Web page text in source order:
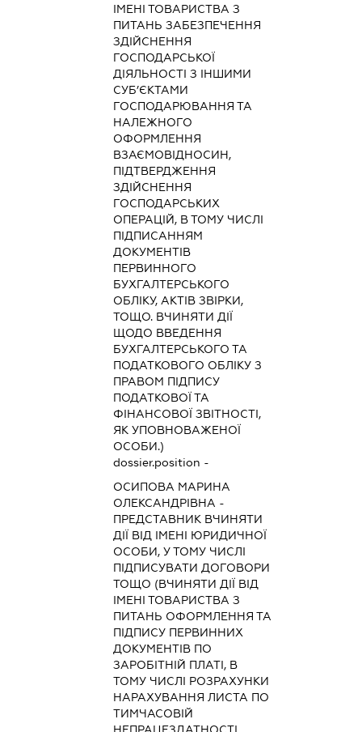
ІМЕНІ ТОВАРИСТВА З
ПИТАНЬ ЗАБЕЗПЕЧЕННЯ
ЗДІЙСНЕННЯ
ГОСПОДАРСЬКОЇ
ДІЯЛЬНОСТІ З ІНШИМИ
СУБ’ЄКТАМИ
ГОСПОДАРЮВАННЯ ТА
НАЛЕЖНОГО
ОФОРМЛЕННЯ
ВЗАЄМОВІДНОСИН,
ПІДТВЕРДЖЕННЯ
ЗДІЙСНЕННЯ
ГОСПОДАРСЬКИХ
ОПЕРАЦІЙ, В ТОМУ ЧИСЛІ
ПІДПИСАННЯМ
ДОКУМЕНТІВ
ПЕРВИННОГО
БУХГАЛТЕРСЬКОГО
ОБЛІКУ, АКТІВ ЗВІРКИ,
ТОЩО. ВЧИНЯТИ ДІЇ
ЩОДО ВВЕДЕННЯ
БУХГАЛТЕРСЬКОГО ТА
ПОДАТКОВОГО ОБЛІКУ З
ПРАВОМ ПІДПИСУ
ПОДАТКОВОЇ ТА
ФІНАНСОВОЇ ЗВІТНОСТІ,
ЯК УПОВНОВАЖЕНОЇ
ОСОБИ.)
dossier.position -
ОСИПОВА МАРИНА
ОЛЕКСАНДРІВНА -
ПРЕДСТАВНИК ВЧИНЯТИ
ДІЇ ВІД ІМЕНІ ЮРИДИЧНОЇ
ОСОБИ, У ТОМУ ЧИСЛІ
ПІДПИСУВАТИ ДОГОВОРИ
ТОЩО (ВЧИНЯТИ ДІЇ ВІД
ІМЕНІ ТОВАРИСТВА З
ПИТАНЬ ОФОРМЛЕННЯ ТА
ПІДПИСУ ПЕРВИННИХ
ДОКУМЕНТІВ ПО
ЗАРОБІТНІЙ ПЛАТІ, В
ТОМУ ЧИСЛІ РОЗРАХУНКИ
НАРАХУВАННЯ ЛИСТА ПО
ТИМЧАСОВІЙ